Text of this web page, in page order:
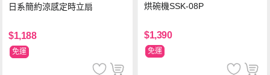
日系簡約涼感定時立扇
$1,188
免運
烘碗機SSK-08P
$1,390
免運